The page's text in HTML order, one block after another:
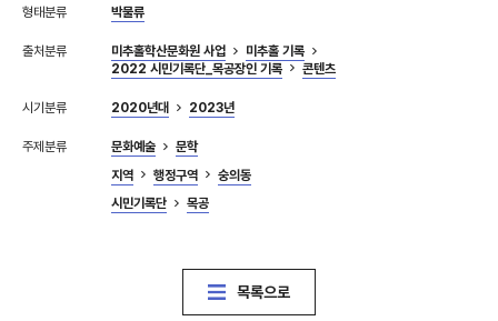
형태분류 박물류
출처분류 미추홀학산문화원 사업
미추홀 기록
2022 시민기록단_목공장인 기록
콘텐츠
시기분류 2020년대 2023년
주제분류 문화예술
문학
지역
행정구역
숭의동
시민기록단
목공
목록으로